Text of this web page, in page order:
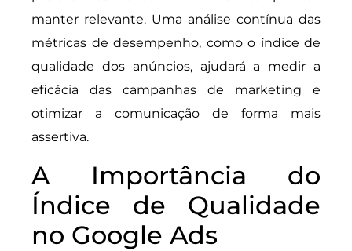
manter relevante. Uma análise contínua das
métricas de desempenho, como o índice de
qualidade dos anúncios, ajudará a medir a
eficácia das campanhas de marketing e
otimizar a comunicação de forma mais
assertiva.
A Importância do
Índice de Qualidade
no Google Ads